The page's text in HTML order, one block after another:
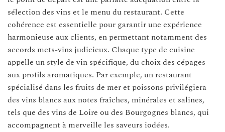
sélection des vins et le menu du restaurant. Cette
cohérence est essentielle pour garantir une expérience
harmonieuse aux clients, en permettant notamment des
accords mets-vins judicieux. Chaque type de cuisine
appelle un style de vin spécifique, du choix des cépages
aux profils aromatiques. Par exemple, un restaurant
spécialisé dans les fruits de mer et poissons privilégiera
des vins blancs aux notes fraîches, minérales et salines,
tels que des vins de Loire ou des Bourgognes blancs, qui
accompagnent à merveille les saveurs iodées.